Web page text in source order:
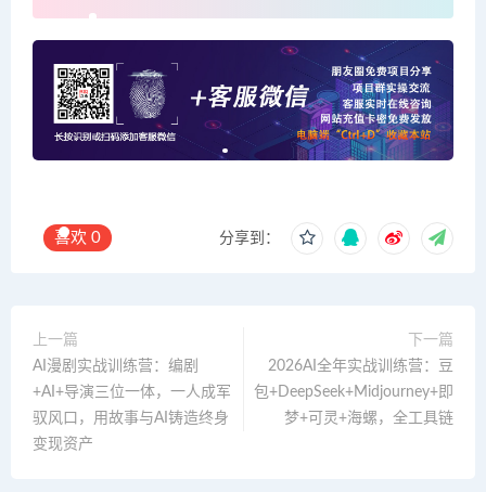
喜欢 0 分享到：
上一篇
AI漫剧实战训练营：编剧
+AI+导演三位一体，一人成军
驭风口，用故事与AI铸造终身
变现资产
下一篇
2026AI全年实战训练营：豆
包+DeepSeek+Midjourney+即
梦+可灵+海螺，全工具链